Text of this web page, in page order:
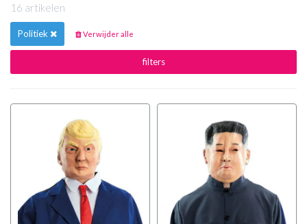
16 artikelen
Politiek Verwijder alle
filters